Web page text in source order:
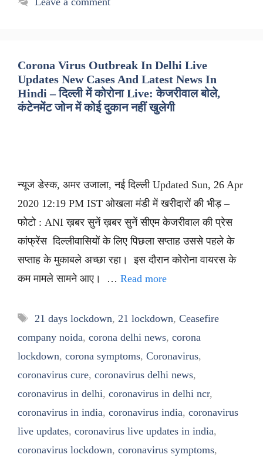
Corona Virus Outbreak In Delhi Live
Updates New Cases And Latest News In
Hindi – दिल्ली में कोरोना Live: केजरीवाल बोले,
कंटेनमेंट जोन में कोई दुकान नहीं खुलेगी
न्यूज डेस्क, अमर उजाला, नई दिल्ली Updated Sun, 26 Apr
2020 12:19 PM IST ओखला मंडी में खरीदारों की भीड़ –
फोटो : ANI ख़बर सुनें ख़बर सुनें सीएम केजरीवाल की प्रेस
कांफ्रेंस दिल्लीवासियों के लिए पिछला सप्ताह उससे पहले के
सप्ताह के मुकाबले अच्छा रहा। इस दौरान कोरोना वायरस के
कम मामले सामने आए। … Read more
Tags
21 days lockdown, 21 lockdown, Ceasefire
company noida, corona delhi news, corona
lockdown, corona symptoms, Coronavirus,
coronavirus cure, coronavirus delhi news,
coronavirus in delhi, coronavirus in delhi ncr,
coronavirus in india, coronavirus india, coronavirus
live updates, coronavirus live updates in india,
coronavirus lockdown, coronavirus symptoms,